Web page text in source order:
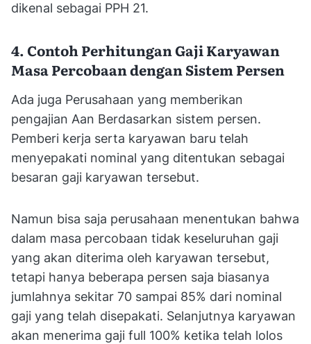
dikenal sebagai PPH 21.
4. Contoh Perhitungan Gaji Karyawan
Masa Percobaan dengan Sistem Persen
Ada juga Perusahaan yang memberikan
pengajian Aan Berdasarkan sistem persen.
Pemberi kerja serta karyawan baru telah
menyepakati nominal yang ditentukan sebagai
besaran gaji karyawan tersebut.
Namun bisa saja perusahaan menentukan bahwa
dalam masa percobaan tidak keseluruhan gaji
yang akan diterima oleh karyawan tersebut,
tetapi hanya beberapa persen saja biasanya
jumlahnya sekitar 70 sampai 85% dari nominal
gaji yang telah disepakati. Selanjutnya karyawan
akan menerima gaji full 100% ketika telah lolos